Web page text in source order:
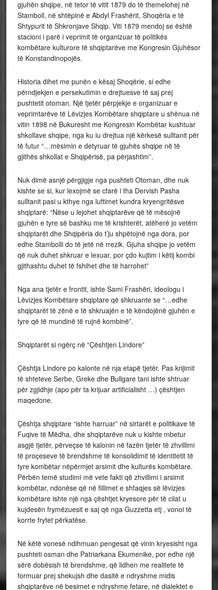
gjuhën shqipe, në tetor të vitit 1879 do të themelohej në
Stamboll, në shtëpinë e Abdyl Frashërit, Shoqëria e të
Shtypurit të Shkronjave Shqip. Viti 1879 mendoj se është
stacioni i parë i veprimit të organizuar të politikës
kombëtare kulturore të shqiptarëve me Kongresin Gjuhësor
të Konstandinopojës.
Historia dihet me punën e kësaj Shoqërie, si edhe
përndjekjen e persekutimin e drejtuesve të saj prej
pushtetit otoman. Një tjetër përpjekje e organizuar e
veprimtarëve të Lëvizjes Kombëtare shqiptare u shënua në
vitin 1898 në Bukuresht me Kongresin Kombëtar kushtuar
shkollave shqipe, nga ku iu drejtua një kërkesë sulltanit për
të futur “…mësimin e detyruar të gjuhës shqipe në të
gjithës shkollat e Shqipërisë, pa përjashtim”.
Nuk dimë asnjë përgjigje nga pushteti Otoman, dhe nuk
kishte se si, kur lexojmë se cfarë i tha Dervish Pasha
sulltanit pasi u kthye nga luftimet kundra kryengritësve
shqiptarë: “Nëse u lejohet shqiptarëve që të mësojnë
gjuhën e tyre së bashku me të krishterët, atëherë jo vetëm
shqiptarët dhe Shqipëria do t’ju shpëtojnë nga dora, por
edhe Stambolli do të jetë në rrezik. Gjuha shqipe jo vetëm
që nuk duhet shkruar e lexuar, por çdo kujtim i këtij kombi
gjithashtu duhet të fshihet dhe të harrohet”
Nga ana tjetër e frontit, ishte Sami Frashëri, ideologu i
Lëvizjes Kombëtare shqiptare që shkruante se “…edhe
shqiptarët të zënë e të shkruajën e të këndojënë gjuhën e
tyre që të mundinë të rujnë kombinë”.
Shqiptarët si ngërç në “Çështjen Lindore”
Çështja Lindore po kalonte në nja etapë tjetër. Pas krijimit
të shteteve Serbe, Greke dhe Bullgare tani ishte shtruar
për zgjidhje (apo për ta krijuar artificialisht …) çështjen
maqedone.
Çështja shqiptare “ishte harruar” në sirtarët e politikave të
Fuqive të Mëdha, dhe shqiptarëve nuk u kishte mbetur
asgjë tjetër, përveçse të kalonin në fazën tjetër të zhvillimi
të proçeseve të brendshme të konsolidimit të identitetit të
tyre kombëtar nëpërmjet arsimit dhe kulturës kombëtare.
Përbën temë studimi më vete fakti që zhvillimi i arsimit
kombëtar, ndonëse që në fillimet e shfaqjes së lëvizjes
kombëtare ishte një nga çështjet kryesore për të cilat u
kujdesën frymëzuesit e saj që nga Guzzetta etj , vonoi të
korrte frytet përkatëse.
Në këtë vonesë ndihmuan pengesat që vinin kryesisht nga
pushteti osman dhe Patriarkana Ekumenike, por edhe një
sërë dobësish të brendshme, që lidhen me realitete të
formuar prej shekujsh dhe dasitë e ndryshme midis
shqiptarëve në besimet e ndryshme fetare, në dialektet e